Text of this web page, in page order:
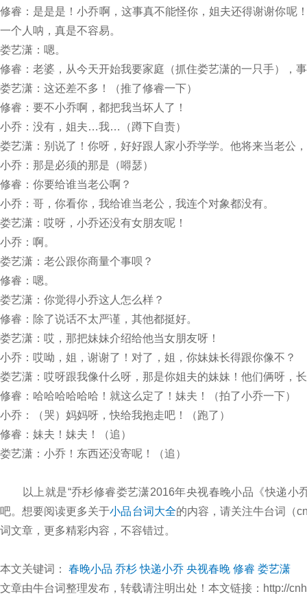
修睿：是是是！小乔啊，这事真不能怪你，姐夫还得谢谢你呢
一个人呐，真是不容易。
娄艺潇：嗯。
修睿：老婆，从今天开始我要家庭（抓住娄艺潇的一只手），
娄艺潇：这还差不多！（推了修睿一下）
修睿：要不小乔啊，都把我当坏人了！
小乔：没有，姐夫…我…（蹲下自责）
娄艺潇：别说了！你呀，好好跟人家小乔学学。他将来当老公
小乔：那是必须的那是（嘚瑟）
修睿：你要给谁当老公啊？
小乔：哥，你看你，我给谁当老公，我连个对象都没有。
娄艺潇：哎呀，小乔还没有女朋友呢！
小乔：啊。
娄艺潇：老公跟你商量个事呗？
修睿：嗯。
娄艺潇：你觉得小乔这人怎么样？
修睿：除了说话不太严谨，其他都挺好。
娄艺潇：哎，那把妹妹介绍给他当女朋友呀！
小乔：哎呦，姐，谢谢了！对了，姐，你妹妹长得跟你像不？
娄艺潇：哎呀跟我像什么呀，那是你姐夫的妹妹！他们俩呀，
修睿：哈哈哈哈哈哈！就这么定了！妹夫！（拍了小乔一下）
小乔：（哭）妈妈呀，快给我抱走吧！（跑了）
修睿：妹夫！妹夫！（追）
娄艺潇：小乔！东西还没寄呢！（追）
以上就是“乔杉修睿娄艺潇2016年央视春晚小品《快递小
吧。想要阅读更多关于小品台词大全的内容，请关注牛台词（
词文章，更多精彩内容，不容错过。
本文关键词： 春晚小品 乔杉 快递小乔 央视春晚 修睿 娄艺潇
文章由牛台词整理发布，转载请注明出处！本文链接：http://